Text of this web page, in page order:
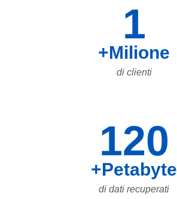
1
+Milione
di clienti
120
+Petabyte
di dati recuperati